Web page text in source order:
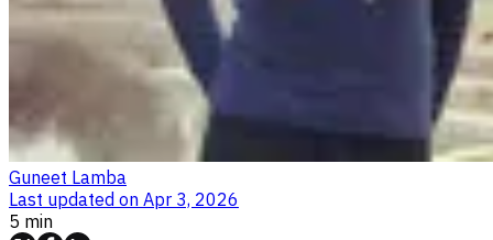
Guneet Lamba
Last updated on Apr 3, 2026
5 min